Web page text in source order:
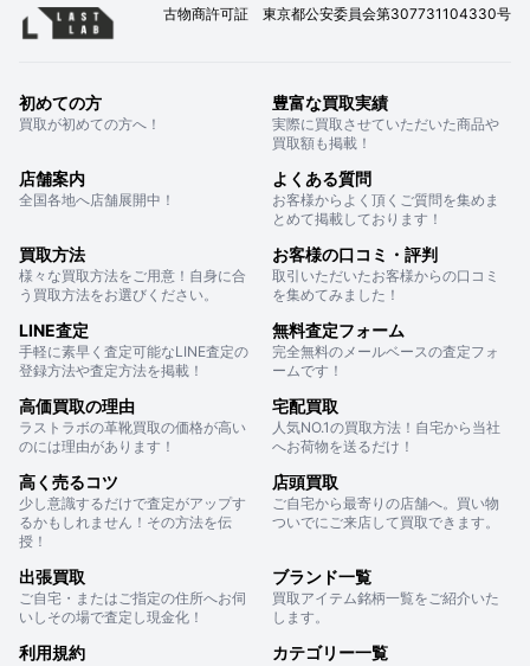
古物商許可証 東京都公安委員会第307731104330号
初めての方
買取が初めての方へ！
豊富な買取実績
実際に買取させていただいた商品や
買取額も掲載！
店舗案内
全国各地へ店舗展開中！
よくある質問
お客様からよく頂くご質問を集めま
とめて掲載しております！
買取方法
様々な買取方法をご用意！自身に合
う買取方法をお選びください。
お客様の口コミ・評判
取引いただいたお客様からの口コミ
を集めてみました！
LINE査定
手軽に素早く査定可能なLINE査定の
登録方法や査定方法を掲載！
無料査定フォーム
完全無料のメールベースの査定フォ
ームです！
高価買取の理由
ラストラボの革靴買取の価格が高い
のには理由があります！
宅配買取
人気NO.1の買取方法！自宅から当社
へお荷物を送るだけ！
高く売るコツ
少し意識するだけで査定がアップす
るかもしれません！その方法を伝
授！
店頭買取
ご自宅から最寄りの店舗へ。買い物
ついでにご来店して買取できます。
出張買取
ご自宅・またはご指定の住所へお伺
いしその場で査定し現金化！
ブランド一覧
買取アイテム銘柄一覧をご紹介いた
します。
利用規約 カテゴリー一覧